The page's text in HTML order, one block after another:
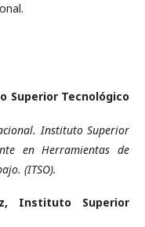
Superior Tecnológico
Instituto Superior
en Herramientas de
(ITSO).
Instituto Superior